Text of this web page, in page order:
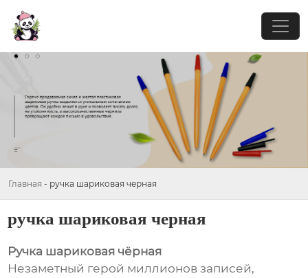
Главная - ручка шариковая черная
ручка шариковая черная
Ручка шариковая чёрная
Незаметный герой миллионов записей,